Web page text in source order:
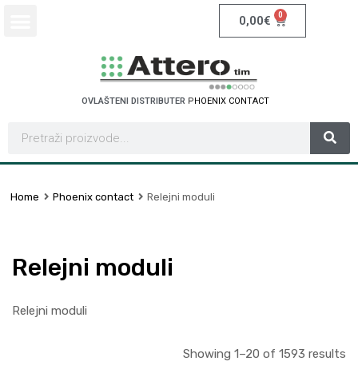
0,00€ 0
OVLAŠTENI DISTRIBUTER SCHNEIDER ELECT
CT
Home Phoenix contact Relejni moduli
Relejni moduli
Relejni moduli
Showing 1–20 of 1593 results